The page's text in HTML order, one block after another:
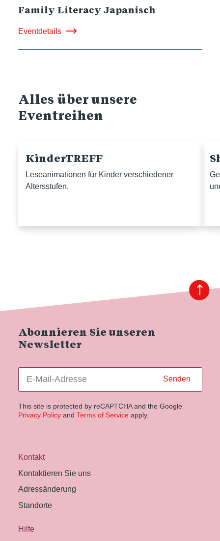
Family Literacy Japanisch
Eventdetails
Alles über unsere
Eventreihen
KinderTREFF
Leseanimationen für Kinder verschiedener
Altersstufen.
Abonnieren Sie unseren
Newsletter
Senden
This site is protected by reCAPTCHA and the Google
Privacy Policyand Terms of Service apply.
Kontakt
Kontaktieren Sie uns
Adressänderung
Standorte
Hilfe